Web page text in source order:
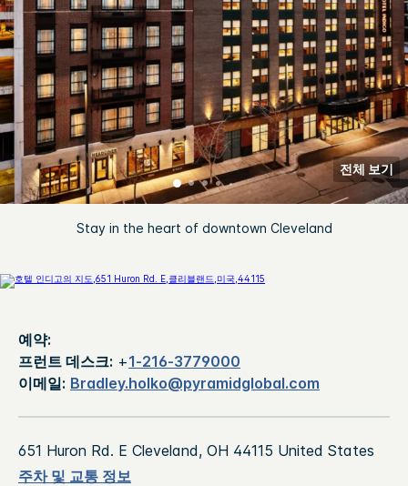
Stay in the heart of downtown Cleveland
전체 보기
예약:
프런트 데스크: +1-216-3779000
이메일: Bradley.holko@pyramidglobal.com
651 Huron Rd. E Cleveland, OH 44115 United States
주차 및 교통 정보